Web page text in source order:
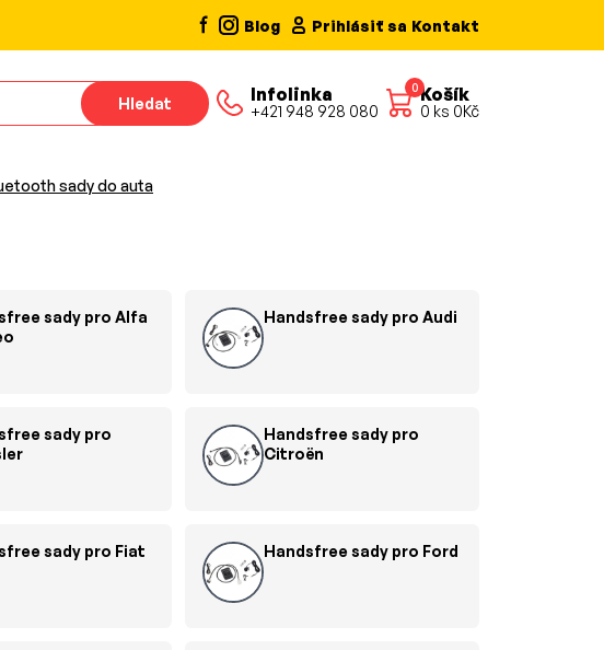
Blog Prihlásiť sa Kontakt
Hledat Infolinka
+421 948 928 080
0Košík
0 ks 0Kč
sady do auta
sady pro Alfa
Handsfree sady pro Audi
sady pro
Handsfree sady pro
Citroën
sady pro Fiat Handsfree sady pro Ford